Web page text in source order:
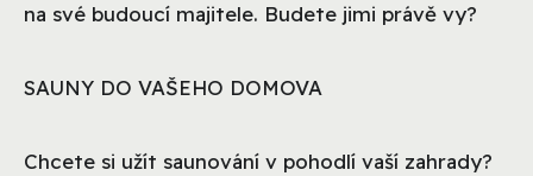
na své budoucí majitele. Budete jimi právě vy?
SAUNY DO VAŠEHO DOMOVA
Chcete si užít saunování v pohodlí vaší zahrady?